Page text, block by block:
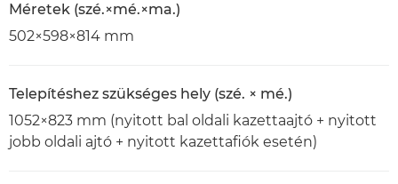
Méretek (szé.×mé.×ma.)
502×598×814 mm
Telepítéshez szükséges hely (szé. × mé.)
1052×823 mm (nyitott bal oldali kazettaajtó + nyitott
jobb oldali ajtó + nyitott kazettafiók esetén)